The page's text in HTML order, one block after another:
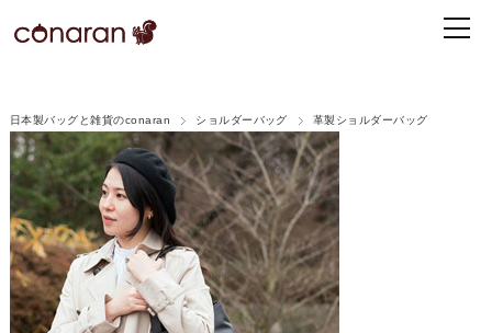
日本製バッグと雑貨のconaran ショルダーバッグ 革製ショルダーバッグ